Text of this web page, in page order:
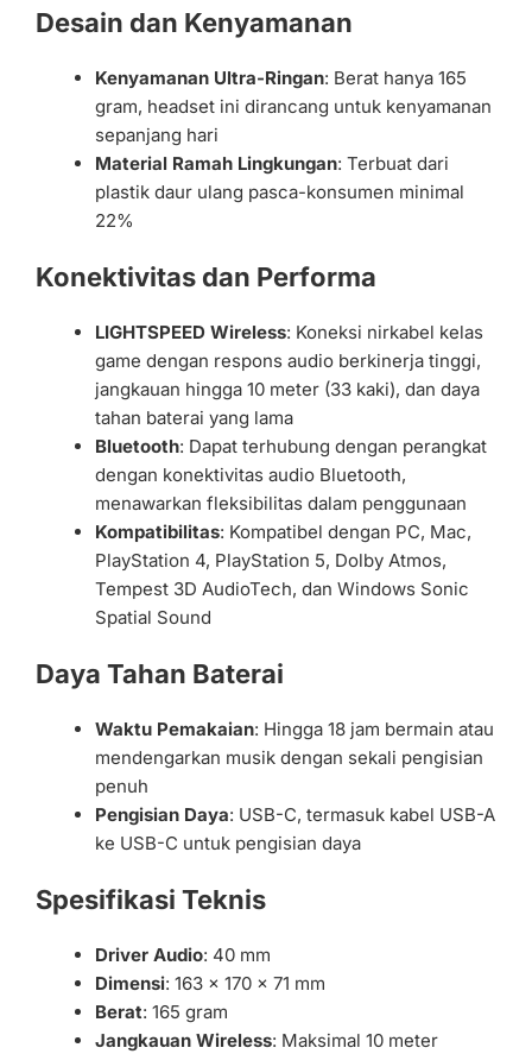
Desain dan Kenyamanan
Kenyamanan Ultra-Ringan: Berat hanya 165
gram, headset ini dirancang untuk kenyamanan
sepanjang hari
Material Ramah Lingkungan: Terbuat dari
plastik daur ulang pasca-konsumen minimal
22%
Konektivitas dan Performa
LIGHTSPEED Wireless: Koneksi nirkabel kelas
game dengan respons audio berkinerja tinggi,
jangkauan hingga 10 meter (33 kaki), dan daya
tahan baterai yang lama
Bluetooth: Dapat terhubung dengan perangkat
dengan konektivitas audio Bluetooth,
menawarkan fleksibilitas dalam penggunaan
Kompatibilitas: Kompatibel dengan PC, Mac,
PlayStation 4, PlayStation 5, Dolby Atmos,
Tempest 3D AudioTech, dan Windows Sonic
Spatial Sound
Daya Tahan Baterai
Waktu Pemakaian: Hingga 18 jam bermain atau
mendengarkan musik dengan sekali pengisian
penuh
Pengisian Daya: USB-C, termasuk kabel USB-A
ke USB-C untuk pengisian daya
Spesifikasi Teknis
Driver Audio: 40 mm
Dimensi: 163 x 170 x 71 mm
Berat: 165 gram
Jangkauan Wireless: Maksimal 10 meter